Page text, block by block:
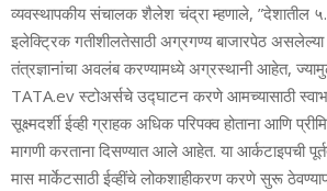
व्‍यवस्‍थापकीय संचालक शैलेश चंद्रा म्‍हणाले, ”देशातील
इलेक्ट्रिक गतीशीलतेसाठी अग्रगण्‍य बाजारपेठ
तंत्रज्ञानांचा अवलंब करण्‍यामध्‍ये अग्रस्‍थानी आहेत,
TATA.ev स्‍टोअर्सचे उद्घाटन करणे आमच्‍यासाठी
सूक्ष्‍मदर्शी ईव्‍ही ग्राहक अधिक परिपक्‍व होताना आणि
मागणी करताना दिसण्‍यात आले आहेत. या आर्कटाइपची
मास मार्केटसाठी ईव्‍हींचे लोकशाहीकरण करणे सुरू